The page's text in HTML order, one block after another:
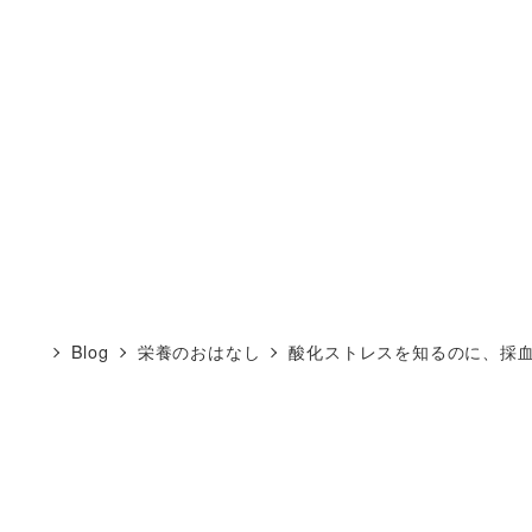
Blog 栄養のおはなし 酸化ストレスを知るのに、採